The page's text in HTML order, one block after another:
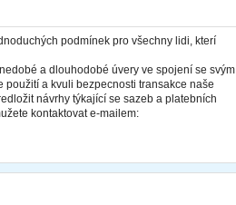
podmínek pro všechny lidi, kterí
a dlouhodobé úvery ve spojení se svým
a kvuli bezpecnosti transakce naše
návrhy týkající se sazeb a platebních
kontaktovat e-mailem: